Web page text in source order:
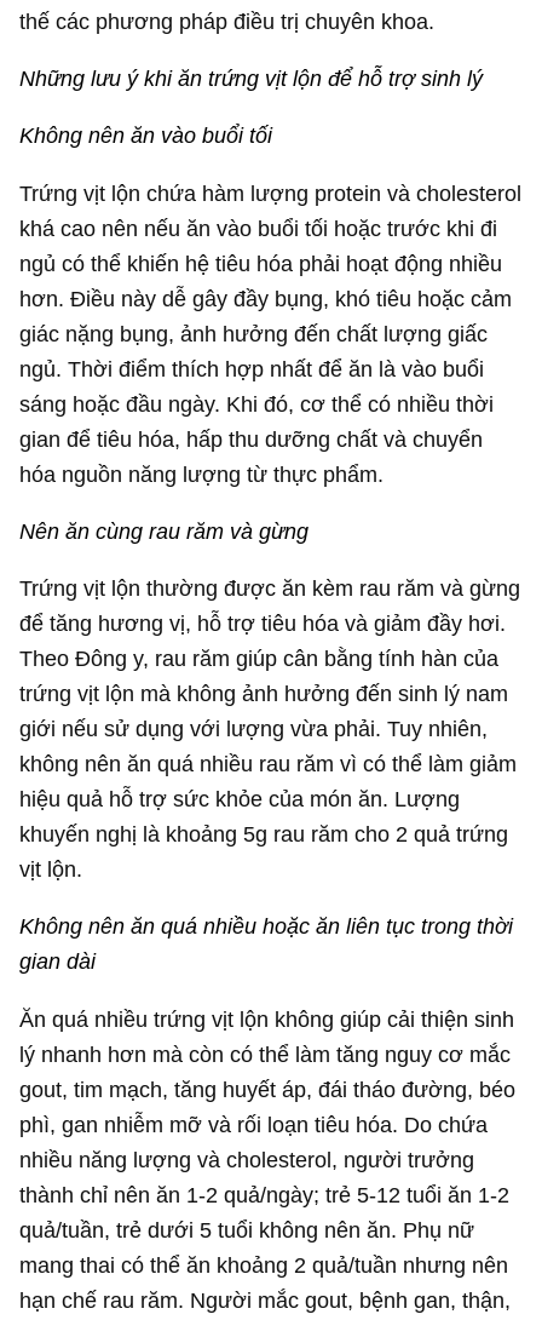
thế các phương pháp điều trị chuyên khoa.
Những lưu ý khi ăn trứng vịt lộn để hỗ trợ sinh lý
Không nên ăn vào buổi tối
Trứng vịt lộn chứa hàm lượng protein và cholesterol
khá cao nên nếu ăn vào buổi tối hoặc trước khi đi
ngủ có thể khiến hệ tiêu hóa phải hoạt động nhiều
hơn. Điều này dễ gây đầy bụng, khó tiêu hoặc cảm
giác nặng bụng, ảnh hưởng đến chất lượng giấc
ngủ. Thời điểm thích hợp nhất để ăn là vào buổi
sáng hoặc đầu ngày. Khi đó, cơ thể có nhiều thời
gian để tiêu hóa, hấp thu dưỡng chất và chuyển
hóa nguồn năng lượng từ thực phẩm.
Nên ăn cùng rau răm và gừng
Trứng vịt lộn thường được ăn kèm rau răm và gừng
để tăng hương vị, hỗ trợ tiêu hóa và giảm đầy hơi.
Theo Đông y, rau răm giúp cân bằng tính hàn của
trứng vịt lộn mà không ảnh hưởng đến sinh lý nam
giới nếu sử dụng với lượng vừa phải. Tuy nhiên,
không nên ăn quá nhiều rau răm vì có thể làm giảm
hiệu quả hỗ trợ sức khỏe của món ăn. Lượng
khuyến nghị là khoảng 5g rau răm cho 2 quả trứng
vịt lộn.
Không nên ăn quá nhiều hoặc ăn liên tục trong thời
gian dài
Ăn quá nhiều trứng vịt lộn không giúp cải thiện sinh
lý nhanh hơn mà còn có thể làm tăng nguy cơ mắc
gout, tim mạch, tăng huyết áp, đái tháo đường, béo
phì, gan nhiễm mỡ và rối loạn tiêu hóa. Do chứa
nhiều năng lượng và cholesterol, người trưởng
thành chỉ nên ăn 1-2 quả/ngày; trẻ 5-12 tuổi ăn 1-2
quả/tuần, trẻ dưới 5 tuổi không nên ăn. Phụ nữ
mang thai có thể ăn khoảng 2 quả/tuần nhưng nên
hạn chế rau răm. Người mắc gout, bệnh gan, thận,